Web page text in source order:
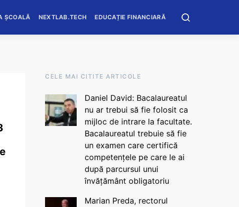
ȘCOALĂ NEXTLAB.TECH EDUCAȚIE FINANCIARĂ
CELE MAI CITITE ARTICOLE
Daniel David: Bacalaureatul
nu ar trebui să fie folosit ca
mijloc de intrare la facultate.
Bacalaureatul trebuie să fie
un examen care certifică
competențele pe care le ai
după parcursul unui
învățământ obligatoriu
Marian Preda, rectorul